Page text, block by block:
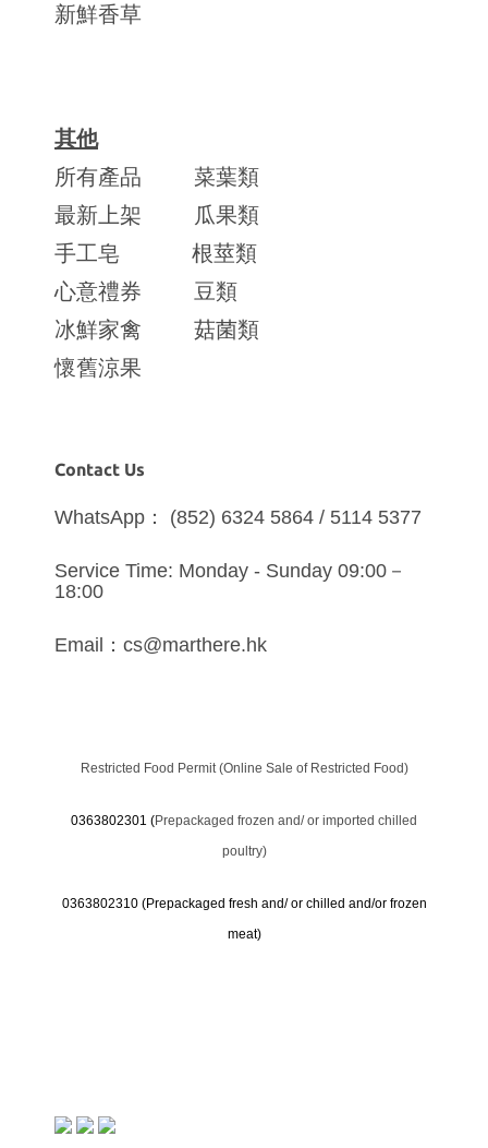
新鮮香草
其他
所有產品
菜葉類
最新上架
瓜果類
手工皂
根莖類
心意禮券
豆類
冰鮮家禽
菇菌類
懷舊涼果
Contact Us
WhatsApp： (852) 6324 5864 / 5114 5377
Service Time: Monday - Sunday 09:00－
18:00
Email：cs@marthere.hk
Restricted Food Permit (Online Sale of Restricted Food)
0363802301 (Prepackaged frozen and/ or imported chilled
poultry)
0363802310 (Prepackaged fresh and/ or chilled and/or frozen
meat)